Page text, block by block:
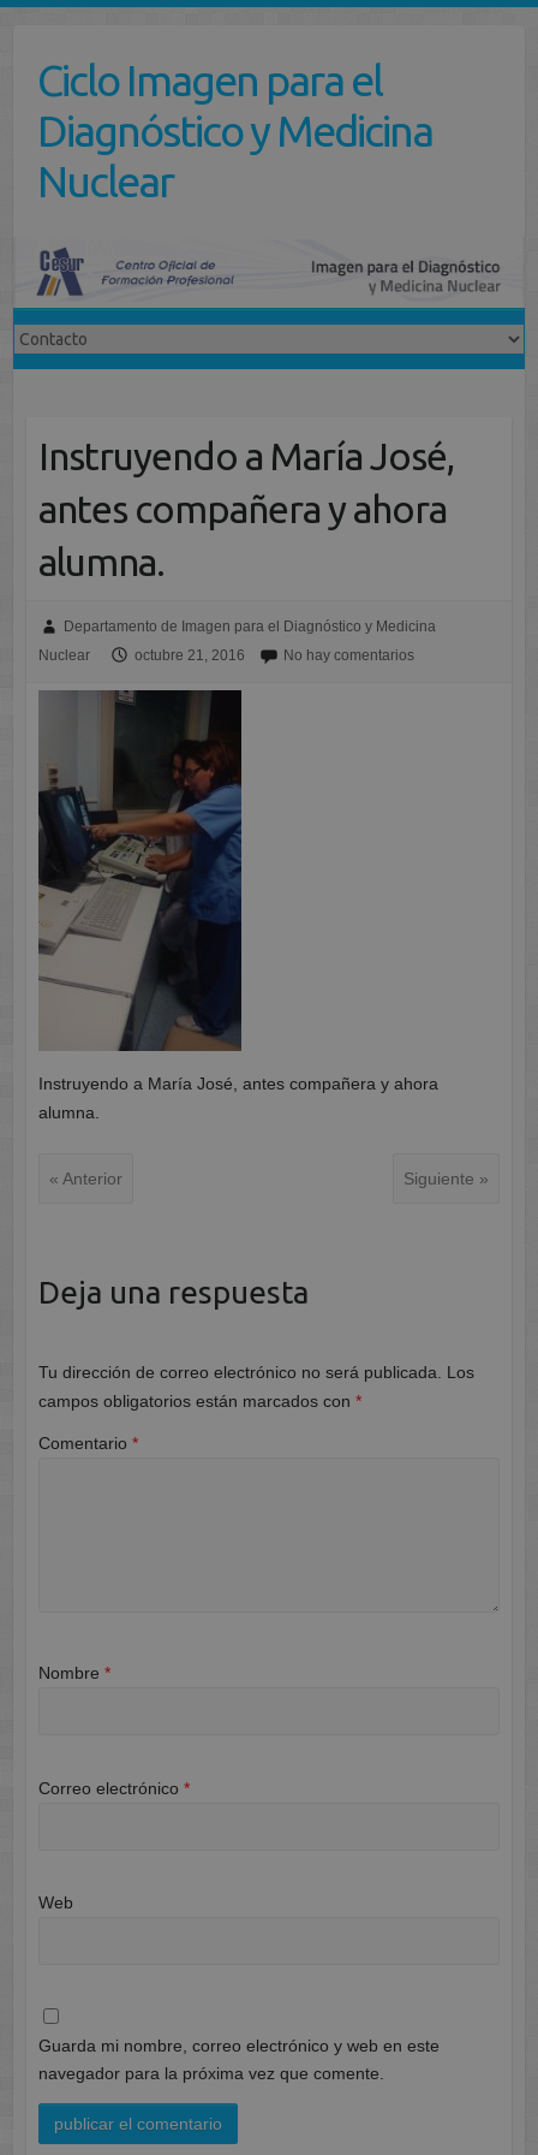
contenidoCiclo Imagen para el
Diagnóstico y Medicina
Nuclear
Instruyendo a María José,
antes compañera y ahora
alumna.
Departamento de Imagen para el Diagnóstico y Medicina
Nuclear
octubre 21, 2016 No hay comentarios
Instruyendo a María José, antes compañera y ahora
alumna.
« Anterior Siguiente »
Deja una respuesta
Tu dirección de correo electrónico no será publicada.
Los
campos obligatorios están marcados con *
Comentario *
Nombre *
Correo electrónico *
Web
Guarda mi nombre, correo electrónico y web en este
navegador para la próxima vez que comente.